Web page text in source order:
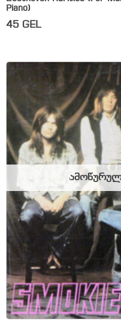
Piano)
45 GEL